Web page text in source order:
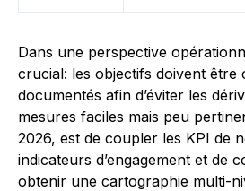
Dans une perspective
crucial: les objectifs doivent être
documentés afin d’éviter les
mesures faciles mais peu
2026, est de coupler les KPI de
indicateurs d’engagement et de
obtenir une cartographie multi-